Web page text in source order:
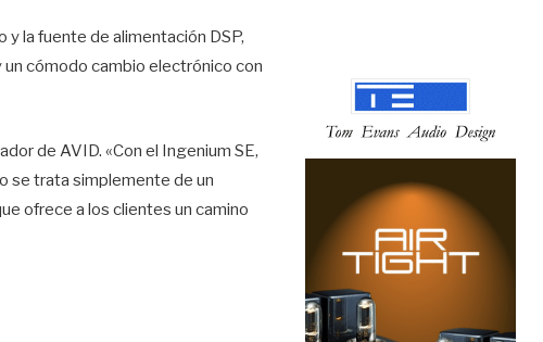
la fuente de alimentación DSP,
un cómodo cambio electrónico con
de AVID. «Con el Ingenium SE,
se trata simplemente de un
ofrece a los clientes un camino